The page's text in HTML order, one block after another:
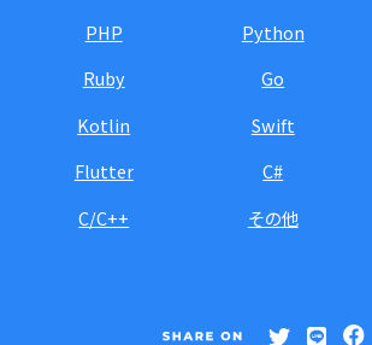
PHP
Python
Ruby
Go
Kotlin
Swift
Flutter
C#
C/C++
その他